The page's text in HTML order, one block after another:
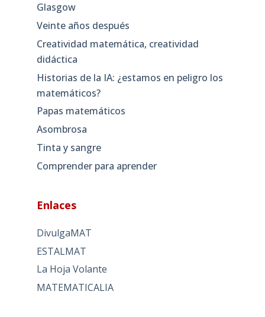
Glasgow
Veinte años después
Creatividad matemática, creatividad
didáctica
Historias de la IA: ¿estamos en peligro los
matemáticos?
Papas matemáticos
Asombrosa
Tinta y sangre
Comprender para aprender
Enlaces
DivulgaMAT
ESTALMAT
La Hoja Volante
MATEMATICALIA